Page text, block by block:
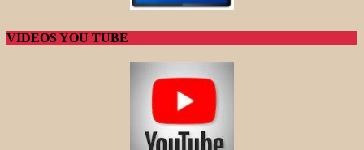
VIDEOS YOU TUBE